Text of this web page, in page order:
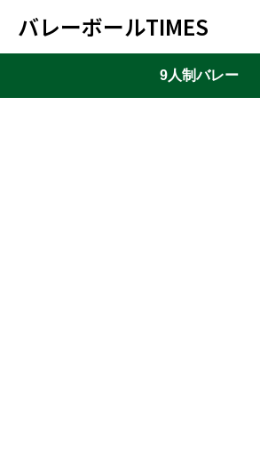
バレーボールTIMES
9人制バレー